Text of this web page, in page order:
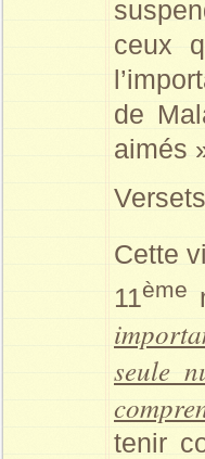
ceux
de
aimés
Cette
11ème
seule
tenir